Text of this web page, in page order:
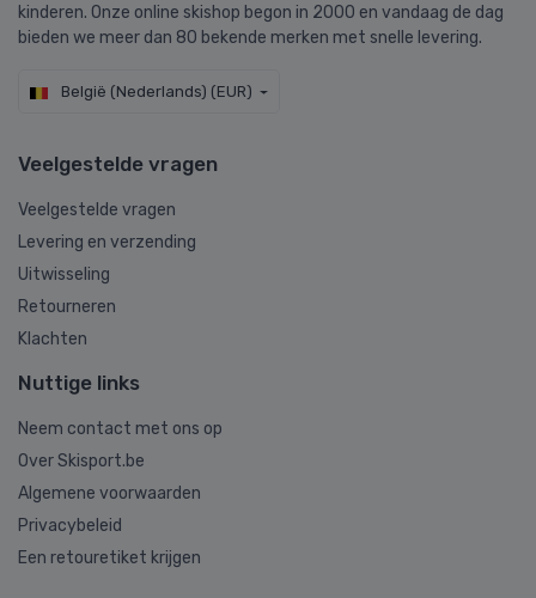
kinderen. Onze online skishop begon in 2000 en vandaag de dag
bieden we meer dan 80 bekende merken met snelle levering.
België (Nederlands) (EUR)
Veelgestelde vragen
Veelgestelde vragen
Levering en verzending
Uitwisseling
Retourneren
Klachten
Nuttige links
Neem contact met ons op
Over Skisport.be
Algemene voorwaarden
Privacybeleid
Een retouretiket krijgen